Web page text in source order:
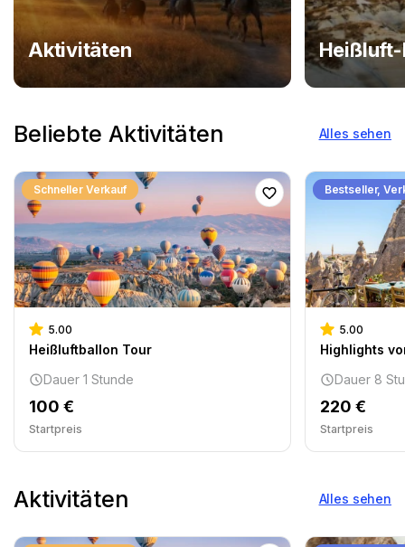
Aktivitäten
Beliebte Aktivitäten Alles sehen
Schneller Verkauf
5.00
Heißluftballon Tour
Dauer 1 Stunde
100 €
Startpreis
Bestseller,
5.00
Highlights
Dauer 8
220 €
Startpreis
Aktivitäten Alles sehen